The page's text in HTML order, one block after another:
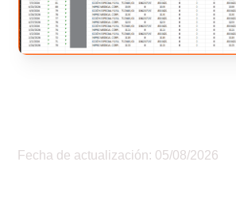
Fecha de actualización: 05/08/2026